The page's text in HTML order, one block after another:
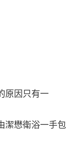
原因只有一
潔懋衛浴一手包